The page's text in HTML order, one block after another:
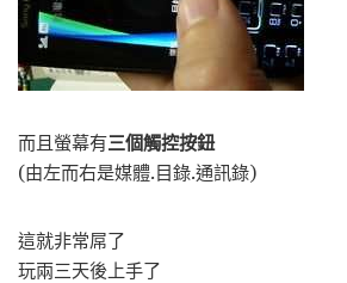
而且螢幕有三個觸控按鈕
(由左而右是媒體.目錄.通訊錄)
這就非常屌了
玩兩三天後上手了